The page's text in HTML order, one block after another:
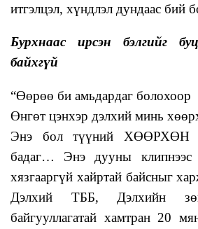
итгэлцэл, хүндлэл дундаас бий
Бурхнаас ирсэн бэлгийг
байхгүй
“Өөрөө би амьдардаг болохоор
Өнгөт цэнхэр дэлхий минь
Энэ бол түүний
бадаг… Энэ дууны клипнээс
хязгааргүй хайртай байсныг
Дэлхий ТББ, Дэлхийн
байгууллагатай хамтран 20